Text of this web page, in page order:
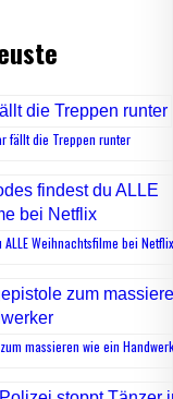
fällt die Treppen runter
Weihnachtsfilme bei Netflix
massieren wie ein